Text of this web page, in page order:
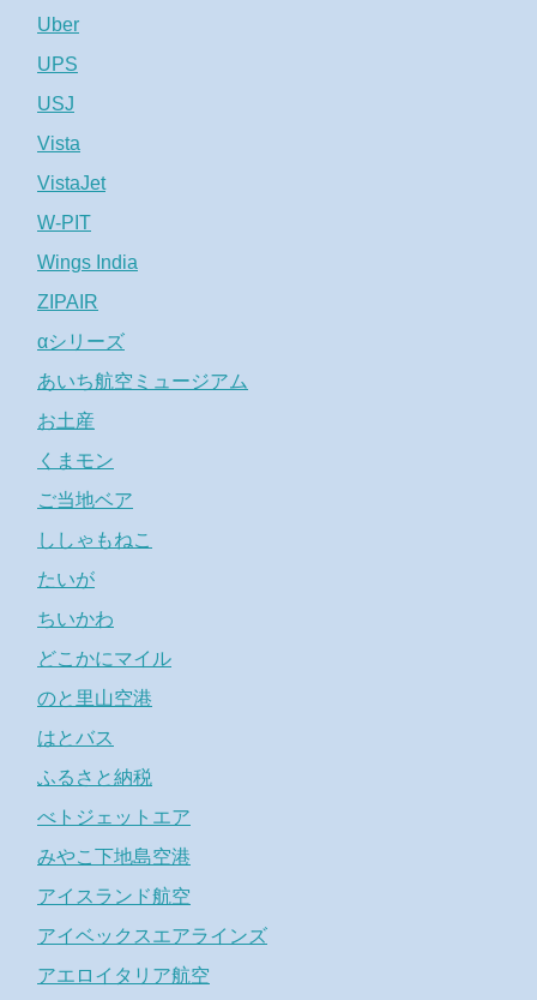
Uber
UPS
USJ
Vista
VistaJet
W-PIT
Wings India
ZIPAIR
αシリーズ
あいち航空ミュージアム
お土産
くまモン
ご当地ベア
ししゃもねこ
たいが
ちいかわ
どこかにマイル
のと里山空港
はとバス
ふるさと納税
べトジェットエア
みやこ下地島空港
アイスランド航空
アイベックスエアラインズ
アエロイタリア航空